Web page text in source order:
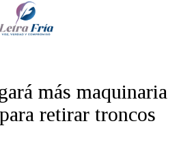
más maquinaria
retirar troncos